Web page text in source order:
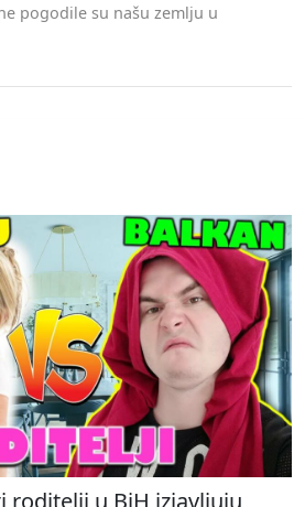
pogodile su našu zemlju u